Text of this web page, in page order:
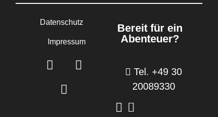
Datenschutz
Impressum
Bereit für ein
Abenteuer?
Tel. +49 30
20089330